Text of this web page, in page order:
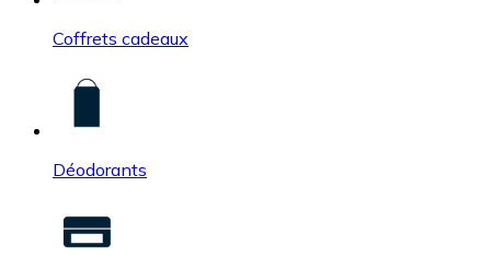
Coffrets cadeaux
Déodorants